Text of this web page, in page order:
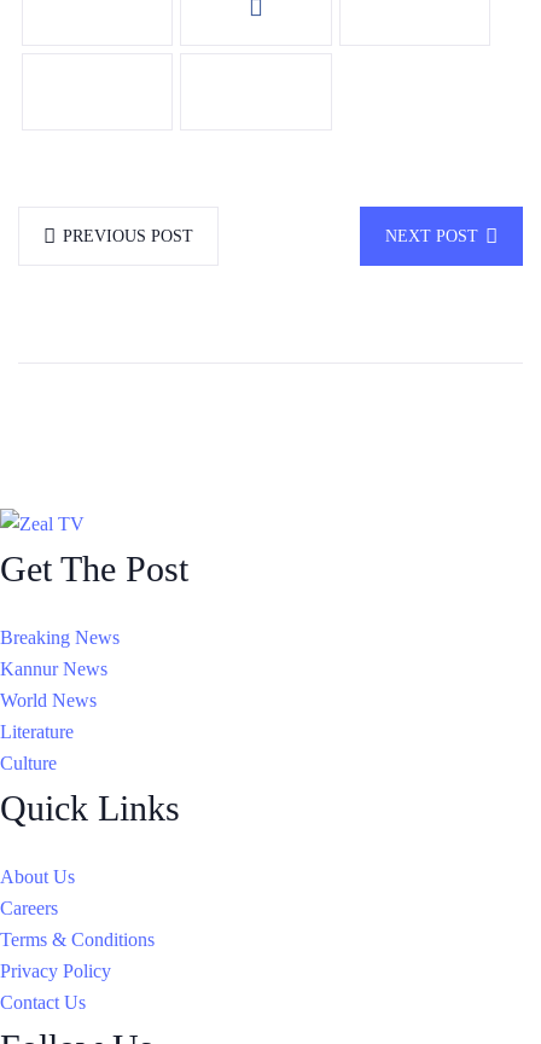
PREVIOUS POST NEXT POST
Get The Post
Breaking News
Kannur News
World News
Literature
Culture
Quick Links
About Us
Careers
Terms & Conditions
Privacy Policy
Contact Us